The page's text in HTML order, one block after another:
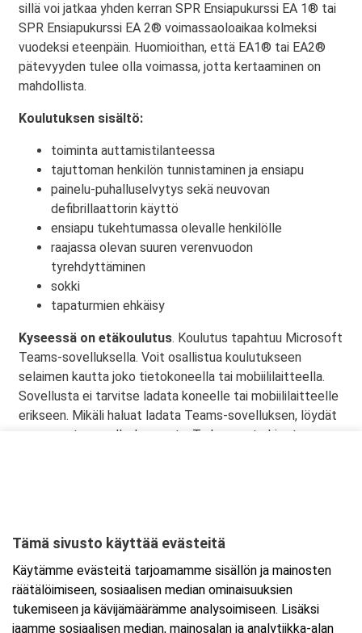
sillä voi jatkaa yhden kerran SPR Ensiapukurssi EA 1® tai
SPR Ensiapukurssi EA 2® voimassaoloaikaa kolmeksi
vuodeksi eteenpäin. Huomioithan, että EA1® tai EA2®
pätevyyden tulee olla voimassa, jotta kertaaminen on
mahdollista.
Koulutuksen sisältö:
toiminta auttamistilanteessa
tajuttoman henkilön tunnistaminen ja ensiapu
painelu-puhalluselvytys sekä neuvovan
defibrillaattorin käyttö
ensiapu tukehtumassa olevalle henkilölle
raajassa olevan suuren verenvuodon
tyrehdyttäminen
sokki
tapaturmien ehkäisy
Kyseessä on etäkoulutus. Koulutus tapahtuu Microsoft
Teams-sovelluksella. Voit osallistua koulutukseen
selaimen kautta joko tietokoneella tai mobiililaitteella.
Sovellusta ei tarvitse ladata koneelle tai mobiililaitteelle
erikseen. Mikäli haluat ladata Teams-sovelluksen, löydät
sen omasta sovelluskaupasta. Tarkemmat ohjeet
Ajankohta
Alkaa:14.12.2026 08:30
Päättyy:14.12.2026 11:45
Tämä sivusto käyttää evästeitä
Käytämme evästeitä tarjoamamme sisällön ja mainosten
räätälöimiseen, sosiaalisen median ominaisuuksien
tukemiseen ja kävijämäärämme analysoimiseen. Lisäksi
jaamme sosiaalisen median, mainosalan ja analytiikka-alan